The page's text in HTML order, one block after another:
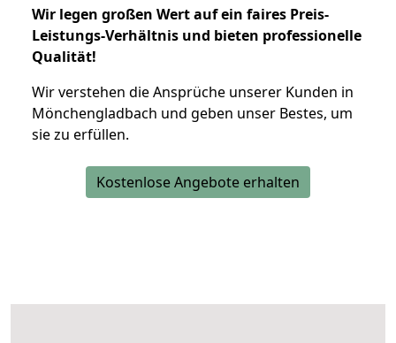
Wir legen großen Wert auf ein faires Preis-
Leistungs-Verhältnis und bieten professionelle
Qualität!
Wir verstehen die Ansprüche unserer Kunden in
Mönchengladbach und geben unser Bestes, um
sie zu erfüllen.
Kostenlose Angebote erhalten